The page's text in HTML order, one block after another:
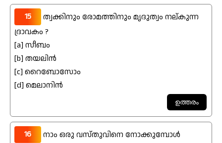
15
ത്വക്കിനും രോമത്തിനും മൃദുത്വം നല്കുന്ന
ദ്രാവകം ?
[a] സീബം
[b] തയലിൻ
[c] റൈബോസോം
[d] മെലാനിൻ
16
നാം ഒരു വസ്തുവിനെ നോക്കുമ്പോൾ